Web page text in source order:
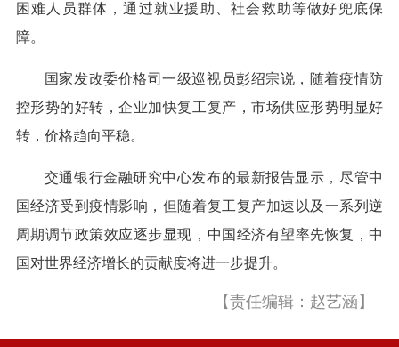
困难人员群体，通过就业援助、社会救助等做好兜底保
障。
国家发改委价格司一级巡视员彭绍宗说，随着疫情防
控形势的好转，企业加快复工复产，市场供应形势明显好
转，价格趋向平稳。
交通银行金融研究中心发布的最新报告显示，尽管中
国经济受到疫情影响，但随着复工复产加速以及一系列逆
周期调节政策效应逐步显现，中国经济有望率先恢复，中
国对世界经济增长的贡献度将进一步提升。
【责任编辑：赵艺涵】